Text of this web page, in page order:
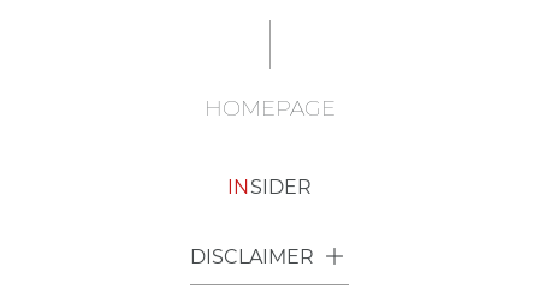
HOMEPAGE
INSIDER
DISCLAIMER